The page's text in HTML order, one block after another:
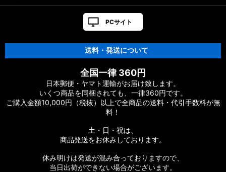
PCサイト
送料・発送について
全国一律 360円
日本郵便・ヤマト運輸がお届け致します。
いくつ商品を同梱されても、一律360円です。
ご購入金額10,000円（税抜）以上で全商品の送料・代引手数料が無
料！
土・日・祝は、
商品発送をお休みしております。
休み明けは発送が混み合っておりますので、
当日出荷ができない場合がございます。